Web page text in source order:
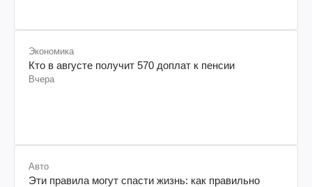
Экономика
Кто в августе получит 570 доплат к пенсии
Вчера
Авто
Эти правила могут спасти жизнь: как правильно